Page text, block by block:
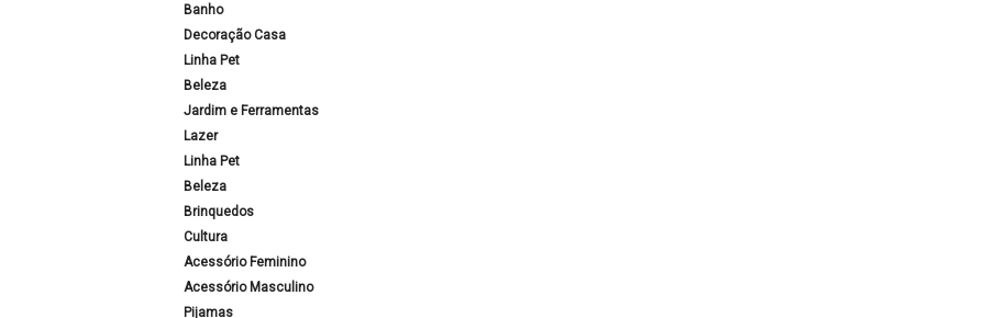
Banho
Decoração Casa
Linha Pet
Beleza
Jardim e Ferramentas
Lazer
Linha Pet
Beleza
Brinquedos
Cultura
Acessório Feminino
Acessório Masculino
Pijamas